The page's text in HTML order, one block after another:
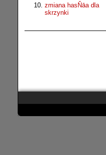
zmiana hasŇāa dla
skrzynki